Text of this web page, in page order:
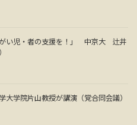
がい児・者の支援を！」 中京大 辻井
大学院片山教授が講演（党合同会議）